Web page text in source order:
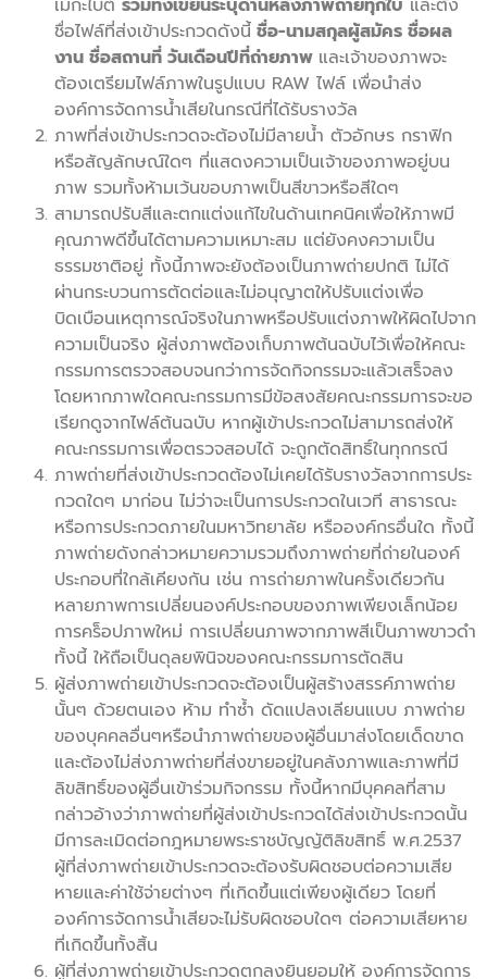
เมกะไบต์ รวมทั้งเขียนระบุด้านหลังภาพถ่ายทุกใบ และตั้ง
ชื่อไฟล์ที่ส่งเข้าประกวดดังนี้ ชื่อ-นามสกุลผู้สมัคร ชื่อผล
งาน ชื่อสถานที่ วันเดือนปีที่ถ่ายภาพ และเจ้าของภาพจะ
ต้องเตรียมไฟล์ภาพในรูปแบบ RAW ไฟล์ เพื่อนำส่ง
องค์การจัดการน้ำเสียในกรณีที่ได้รับรางวัล
ภาพที่ส่งเข้าประกวดจะต้องไม่มีลายน้ำ ตัวอักษร กราฟิก
หรือสัญลักษณ์ใดๆ ที่แสดงความเป็นเจ้าของภาพอยู่บน
ภาพ รวมทั้งห้ามเว้นขอบภาพเป็นสีขาวหรือสีใดๆ
สามารถปรับสีและตกแต่งแก้ไขในด้านเทคนิคเพื่อให้ภาพมี
คุณภาพดีขึ้นได้ตามความเหมาะสม แต่ยังคงความเป็น
ธรรมชาติอยู่ ทั้งนี้ภาพจะยังต้องเป็นภาพถ่ายปกติ ไม่ได้
ผ่านกระบวนการตัดต่อและไม่อนุญาตให้ปรับแต่งเพื่อ
บิดเบือนเหตุการณ์จริงในภาพหรือปรับแต่งภาพให้ผิดไปจาก
ความเป็นจริง ผู้ส่งภาพต้องเก็บภาพต้นฉบับไว้เพื่อให้คณะ
กรรมการตรวจสอบจนกว่าการจัดกิจกรรมจะแล้วเสร็จลง
โดยหากภาพใดคณะกรรมการมีข้อสงสัยคณะกรรมการจะขอ
เรียกดูจากไฟล์ต้นฉบับ หากผู้เข้าประกวดไม่สามารถส่งให้
คณะกรรมการเพื่อตรวจสอบได้ จะถูกตัดสิทธิ์ในทุกกรณี
ภาพถ่ายที่ส่งเข้าประกวดต้องไม่เคยได้รับรางวัลจากการประ
กวดใดๆ มาก่อน ไม่ว่าจะเป็นการประกวดในเวที สาธารณะ
หรือการประกวดภายในมหาวิทยาลัย หรือองค์กรอื่นใด ทั้งนี้
ภาพถ่ายดังกล่าวหมายความรวมถึงภาพถ่ายที่ถ่ายในองค์
ประกอบที่ใกล้เคียงกัน เช่น การถ่ายภาพในครั้งเดียวกัน
หลายภาพการเปลี่ยนองค์ประกอบของภาพเพียงเล็กน้อย
การคร็อปภาพใหม่ การเปลี่ยนภาพจากภาพสีเป็นภาพขาวดำ
ทั้งนี้ ให้ถือเป็นดุลยพินิจของคณะกรรมการตัดสิน
ผู้ส่งภาพถ่ายเข้าประกวดจะต้องเป็นผู้สร้างสรรค์ภาพถ่าย
นั้นๆ ด้วยตนเอง ห้าม ทำซ้ำ ดัดแปลงเลียนแบบ ภาพถ่าย
ของบุคคลอื่นๆหรือนำภาพถ่ายของผู้อื่นมาส่งโดยเด็ดขาด
และต้องไม่ส่งภาพถ่ายที่ส่งขายอยู่ในคลังภาพและภาพที่มี
ลิขสิทธิ์ของผู้อื่นเข้าร่วมกิจกรรม ทั้งนี้หากมีบุคคลที่สาม
กล่าวอ้างว่าภาพถ่ายที่ผู้ส่งเข้าประกวดได้ส่งเข้าประกวดนั้น
มีการละเมิดต่อกฎหมายพระราชบัญญัติลิขสิทธิ์ พ.ศ.2537
ผู้ที่ส่งภาพถ่ายเข้าประกวดจะต้องรับผิดชอบต่อความเสีย
หายและค่าใช้จ่ายต่างๆ ที่เกิดขึ้นแต่เพียงผู้เดียว โดยที่
องค์การจัดการน้ำเสียจะไม่รับผิดชอบใดๆ ต่อความเสียหาย
ที่เกิดขึ้นทั้งสิ้น
ผู้ที่ส่งภาพถ่ายเข้าประกวดตกลงยินยอมให้ องค์การจัดการ